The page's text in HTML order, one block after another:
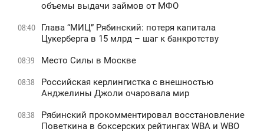
объемы выдачи займов от МФО
08:40
Глава “МИЦ” Рябинский: потеря капитала
Цукерберга в 15 млрд – шаг к банкротству
08:39 Место Силы в Москве
08:38
Российская керлингистка с внешностью
Анджелины Джоли очаровала мир
08:38
Рябинский прокомментировал восстановление
Поветкина в боксерских рейтингах WBA и WBO